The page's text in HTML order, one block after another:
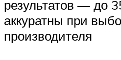
результатов — до
аккуратны при
производителя